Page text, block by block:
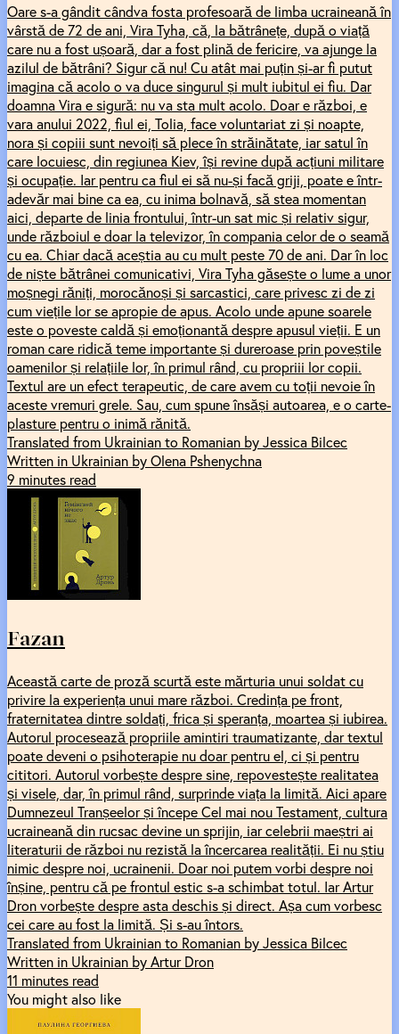
Oare s-a gândit cândva fosta profesoară de limba ucraineană în
vârstă de 72 de ani, Vira Tyha, că, la bătrânețe, după o viață
care nu a fost ușoară, dar a fost plină de fericire, va ajunge la
azilul de bătrâni? Sigur că nu! Cu atât mai puțin și-ar fi putut
imagina că acolo o va duce singurul și mult iubitul ei fiu. Dar
doamna Vira e sigură: nu va sta mult acolo. Doar e război, e
vara anului 2022, fiul ei, Tolia, face voluntariat zi și noapte,
nora și copiii sunt nevoiți să plece în străinătate, iar satul în
care locuiesc, din regiunea Kiev, își revine după acțiuni militare
și ocupație. Iar pentru ca fiul ei să nu-și facă griji, poate e într-
adevăr mai bine ca ea, cu inima bolnavă, să stea momentan
aici, departe de linia frontului, într-un sat mic și relativ sigur,
unde războiul e doar la televizor, în compania celor de o seamă
cu ea. Chiar dacă aceștia au cu mult peste 70 de ani. Dar în loc
de niște bătrânei comunicativi, Vira Tyha găsește o lume a unor
moșnegi răniți, morocănoși și sarcastici, care privesc zi de zi
cum viețile lor se apropie de apus. Acolo unde apune soarele
este o poveste caldă și emoționantă despre apusul vieții. E un
roman care ridică teme importante și dureroase prin poveștile
oamenilor și relațiile lor, în primul rând, cu propriii lor copii.
Textul are un efect terapeutic, de care avem cu toții nevoie în
aceste vremuri grele. Sau, cum spune însăși autoarea, e o carte-
plasture pentru o inimă rănită.
Translated from Ukrainian to Romanian by Jessica Bilcec
Written in Ukrainian by Olena Pshenychna
9 minutes read
Fazan
Această carte de proză scurtă este mărturia unui soldat cu
privire la experiența unui mare război. Credința pe front,
fraternitatea dintre soldați, frica și speranța, moartea și iubirea.
Autorul procesează propriile amintiri traumatizante, dar textul
poate deveni o psihoterapie nu doar pentru el, ci și pentru
cititori. Autorul vorbește despre sine, repovestește realitatea
și visele, dar, în primul rând, surprinde viața la limită. Aici apare
Dumnezeul Tranșeelor și începe Cel mai nou Testament, cultura
ucraineană din rucsac devine un sprijin, iar celebrii maeștri ai
literaturii de război nu rezistă la încercarea realității. Ei nu știu
nimic despre noi, ucrainenii. Doar noi putem vorbi despre noi
înșine, pentru că pe frontul estic s-a schimbat totul. Iar Artur
Dron vorbește despre asta deschis și direct. Așa cum vorbesc
cei care au fost la limită. Și s-au întors.
Translated from Ukrainian to Romanian by Jessica Bilcec
Written in Ukrainian by Artur Dron
11 minutes read
You might also like